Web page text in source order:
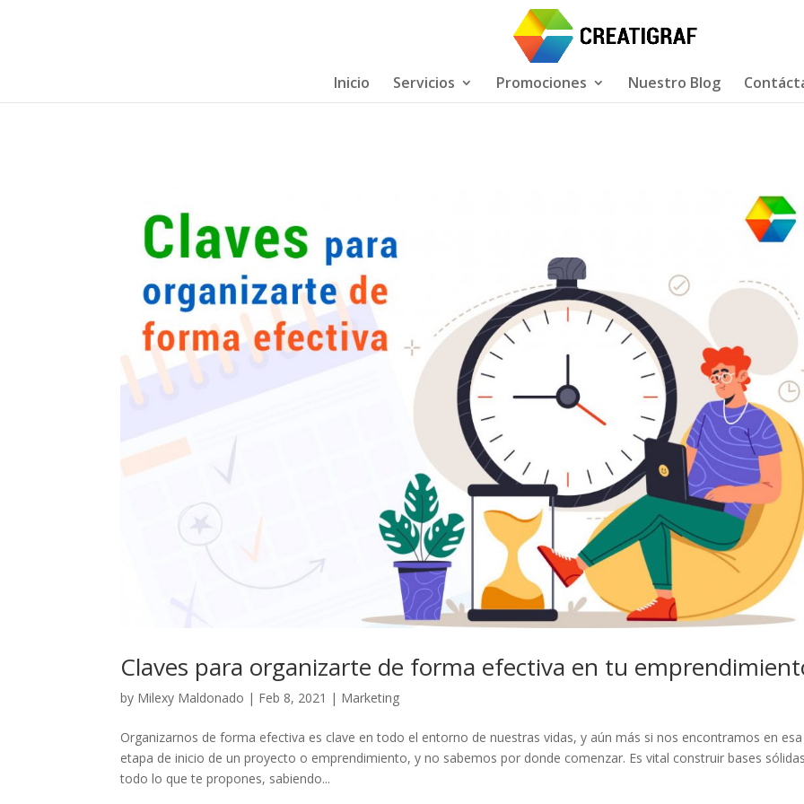
Inicio Servicios Promociones Nuestro Blog
Claves para organizarte de forma efectiva en tu
by Milexy Maldonado | Feb 8, 2021 | Marketing
Organizarnos de forma efectiva es clave en todo el entorno de nuestras vidas, y aún más si nos encontramos en esa
etapa de inicio de un proyecto o emprendimiento, y no sabemos por donde comenzar. Es vital construir bases
todo lo que te propones, sabiendo...